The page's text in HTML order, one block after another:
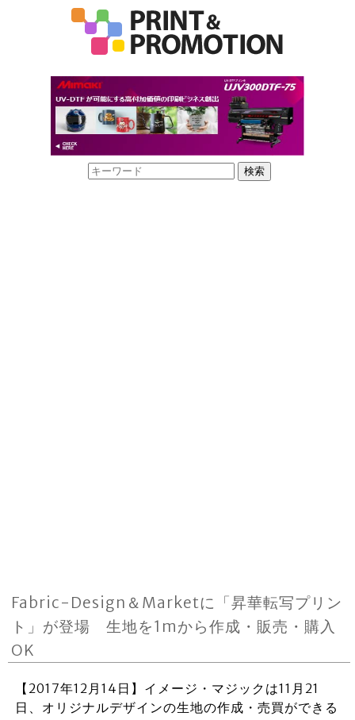
Fabric-Design＆Marketに「昇華転写プリン
ト」が登場 生地を1mから作成・販売・購入
OK
【2017年12月14日】イメージ・マジックは11月21
日、オリジナルデザインの生地の作成・売買ができる